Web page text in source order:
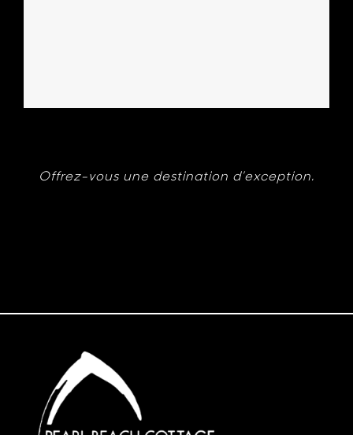
Offrez-vous une destination d’exception.